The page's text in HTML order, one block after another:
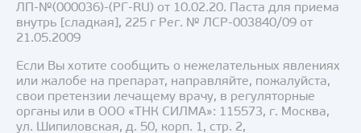
ЛП-№(000036)-(РГ-RU) от 10.02.20. Паста для приема
внутрь [сладкая], 225 г Рег. № ЛСР-003840/09 от
21.05.2009
Если Вы хотите сообщить о нежелательных явлениях
или жалобе на препарат, направляйте, пожалуйста,
свои претензии лечащему врачу, в регуляторные
органы или в ООО «ТНК СИЛМА»: 115573, г. Москва,
ул. Шипиловская, д. 50, корп. 1, стр. 2,